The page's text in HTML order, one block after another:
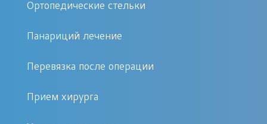
гигромы
Процедура проводится под местной
Ортопедические стельки
Панариций лечение
Перевязка после операции
Прием хирурга